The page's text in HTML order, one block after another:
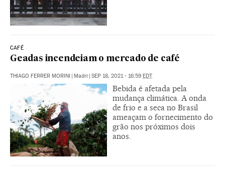
CAFÉ
Geadas incendeiam o mercado de café
THIAGO FERRER MORINI Madri SEP 18, 2021 - 16:59 EDT
Bebida é afetada pela
mudança climática. A onda
de frio e a seca no Brasil
ameaçam o fornecimento do
grão nos próximos dois
anos.